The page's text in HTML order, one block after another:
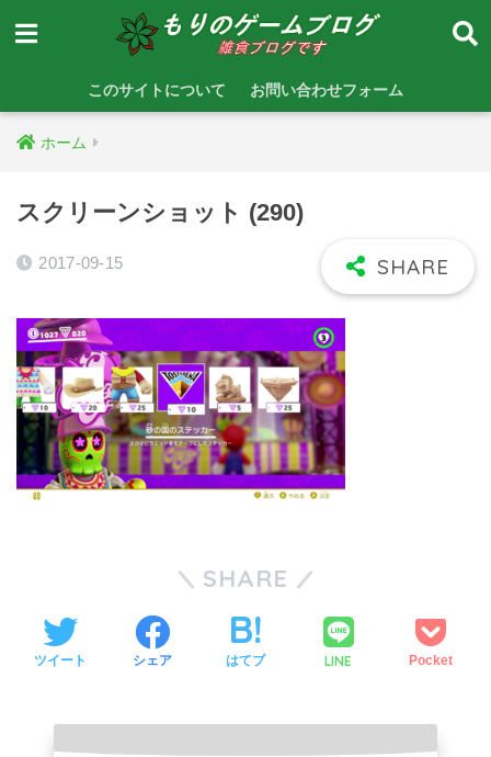
このサイトについて お問い合わせフォーム
ホーム
スクリーンショット (290)
2017-09-15
SHARE
ツイート シェア はてブ LINE Pocket